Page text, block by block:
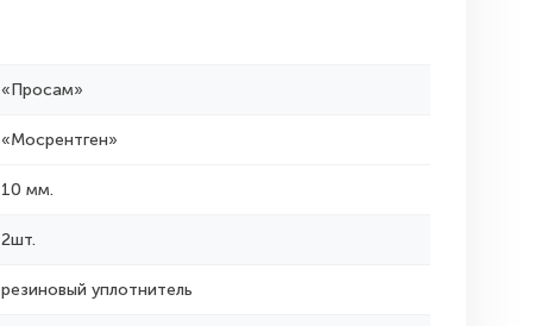
«Просам»
«Мосрентген»
10 мм.
2шт.
резиновый уплотнитель